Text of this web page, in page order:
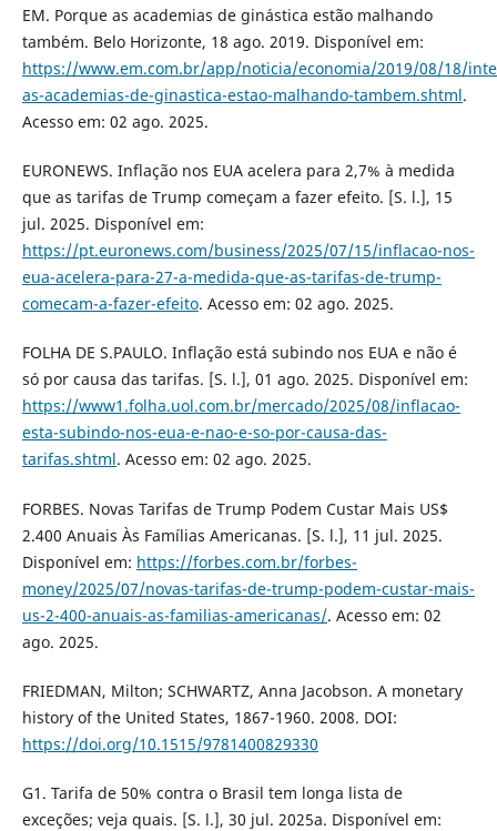
EM. Porque as academias de ginástica estão malhando
também. Belo Horizonte, 18 ago. 2019. Disponível em:
https://www.em.com.br/app/noticia/economia/2019/08/18/
as-academias-de-ginastica-estao-malhando-tambem.shtml.
Acesso em: 02 ago. 2025.
EURONEWS. Inflação nos EUA acelera para 2,7% à medida
que as tarifas de Trump começam a fazer efeito. [S. l.], 15
jul. 2025. Disponível em:
https://pt.euronews.com/business/2025/07/15/inflacao-nos-
eua-acelera-para-27-a-medida-que-as-tarifas-de-trump-
comecam-a-fazer-efeito. Acesso em: 02 ago. 2025.
FOLHA DE S.PAULO. Inflação está subindo nos EUA e não é
só por causa das tarifas. [S. l.], 01 ago. 2025. Disponível em:
https://www1.folha.uol.com.br/mercado/2025/08/inflacao-
esta-subindo-nos-eua-e-nao-e-so-por-causa-das-
tarifas.shtml. Acesso em: 02 ago. 2025.
FORBES. Novas Tarifas de Trump Podem Custar Mais US$
2.400 Anuais Às Famílias Americanas. [S. l.], 11 jul. 2025.
Disponível em: https://forbes.com.br/forbes-
money/2025/07/novas-tarifas-de-trump-podem-custar-mais-
us-2-400-anuais-as-familias-americanas/. Acesso em: 02
ago. 2025.
FRIEDMAN, Milton; SCHWARTZ, Anna Jacobson. A monetary
history of the United States, 1867-1960. 2008. DOI:
https://doi.org/10.1515/9781400829330
G1. Tarifa de 50% contra o Brasil tem longa lista de
exceções; veja quais. [S. l.], 30 jul. 2025a. Disponível em: